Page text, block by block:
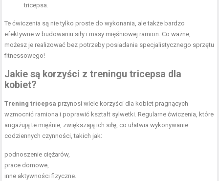
tricepsa.
Te ćwiczenia są nie tylko proste do wykonania, ale także bardzo
efektywne w budowaniu siły i masy mięśniowej ramion. Co ważne,
możesz je realizować bez potrzeby posiadania specjalistycznego sprzętu
fitnessowego!
Jakie są korzyści z treningu tricepsa dla
kobiet?
Trening tricepsa przynosi wiele korzyści dla kobiet pragnących
wzmocnić ramiona i poprawić kształt sylwetki. Regularne ćwiczenia, które
angażują te mięśnie, zwiększają ich siłę, co ułatwia wykonywanie
codziennych czynności, takich jak:
podnoszenie ciężarów,
prace domowe,
inne aktywności fizyczne.